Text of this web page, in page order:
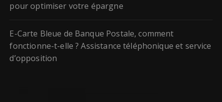
pour optimiser votre épargne
E-Carte Bleue de Banque Postale, comment
fonctionne-t-elle ? Assistance téléphonique et service
d’opposition